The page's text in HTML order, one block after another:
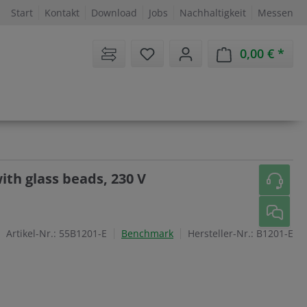
Start Kontakt Download Jobs Nachhaltigkeit Messen
Sie haben 0 Artikel auf dem
0,00 €
glass beads, 230 V
Artikel-Nr.: 55B1201-E Benchmark Hersteller-Nr.: B1201-E